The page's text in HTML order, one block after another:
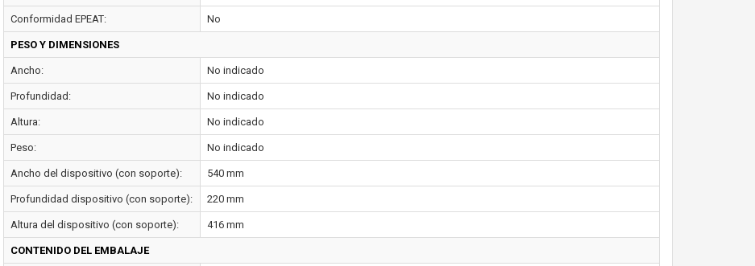
Conformidad EPEAT: No
PESO Y DIMENSIONES
Ancho: No indicado
Profundidad: No indicado
Altura: No indicado
Peso: No indicado
Ancho del dispositivo (con soporte): 540 mm
Profundidad dispositivo (con soporte): 220 mm
Altura del dispositivo (con soporte): 416 mm
CONTENIDO DEL EMBALAJE